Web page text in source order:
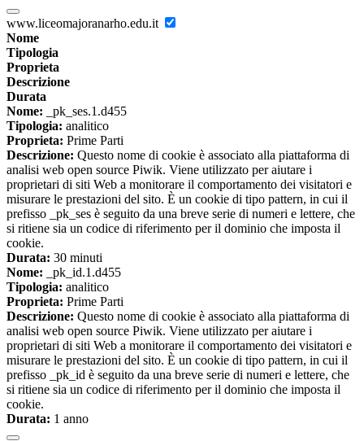
www.liceomajoranarho.edu.it
Nome
Tipologia
Proprieta
Descrizione
Durata
Nome: _pk_ses.1.d455
Tipologia: analitico
Proprieta: Prime Parti
Descrizione: Questo nome di cookie è associato alla piattaforma di
analisi web open source Piwik. Viene utilizzato per aiutare i
proprietari di siti Web a monitorare il comportamento dei visitatori e
misurare le prestazioni del sito. È un cookie di tipo pattern, in cui il
prefisso _pk_ses è seguito da una breve serie di numeri e lettere, che
si ritiene sia un codice di riferimento per il dominio che imposta il
cookie.
Durata: 30 minuti
Nome: _pk_id.1.d455
Tipologia: analitico
Proprieta: Prime Parti
Descrizione: Questo nome di cookie è associato alla piattaforma di
analisi web open source Piwik. Viene utilizzato per aiutare i
proprietari di siti Web a monitorare il comportamento dei visitatori e
misurare le prestazioni del sito. È un cookie di tipo pattern, in cui il
prefisso _pk_id è seguito da una breve serie di numeri e lettere, che
si ritiene sia un codice di riferimento per il dominio che imposta il
cookie.
Durata: 1 anno